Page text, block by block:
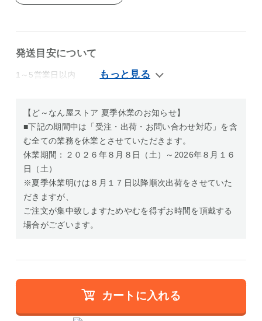
発送目安について
1～5営業日以内
【ど～なん屋ストア 夏季休業のお知らせ】
■下記の期間中は「受注・出荷・お問い合わせ対応」を含
む全ての業務を休業とさせていただきます。
休業期間：２０２６年８月８日（土）～2026年８月１６
日（土）
※夏季休業明けは８月１７日以降順次出荷をさせていた
だきますが、
ご注文が集中致しますためやむを得ずお時間を頂戴する
場合がございます。
カートに入れる